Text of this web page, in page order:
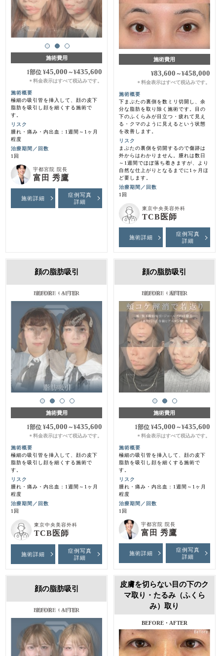
施術費用
1部位¥45,000 ～¥435,600
＊料金表示はすべて税込みです。
施術概要
極細の吸引管を挿入して、顔の皮下
脂肪を吸引し顔を細くする施術で
す。
リスク
腫れ・痛み・内出血：1週間～1ヶ月
程度
治療期間／回数
1回
宇都宮院 院長
富田 秀鷹
施術詳細
症例写真
詳細
施術費用
¥83,600 ～¥458,000
＊ 料金表示はすべて税込みです。
施術概要
下まぶたの裏側を数ミリ切開し、余
分な脂肪を取り除く施術です。目の
下のふくらみが目立つ・疲れて見え
る・クマのように見えるという状態
を改善します。
リスク
まぶたの裏側を切開するので傷跡は
外からはわかりません。腫れは数日
～1週間でほぼ落ち着きますが、より
自然な仕上がりとなるまでに1ヶ月ほ
ど要します。
治療期間／回数
1回
東京中央美容外科
TCB医師
施術詳細
症例写真
詳細
顔の脂肪吸引
施術前・1ヶ月後
施術費用
1部位¥45,000 ～¥435,600
＊料金表示はすべて税込みです。
施術概要
極細の吸引管を挿入して、顔の皮下
脂肪を吸引し顔を細くする施術で
す。
リスク
腫れ・痛み・内出血：1週間～1ヶ月
程度
治療期間／回数
1回
東京中央美容外科
TCB医師
施術詳細
症例写真
詳細
顔の脂肪吸引
施術前・1週間後
施術費用
1部位 ¥45,000 ～¥435,600
＊ 料金表示はすべて税込みです。
施術概要
極細の吸引管を挿入して、顔の皮下
脂肪を吸引し顔を細くする施術で
す。
リスク
腫れ・痛み・内出血：1週間～1ヶ月
程度
治療期間／回数
1回
宇都宮院 院長
富田 秀鷹
施術詳細
症例写真
詳細
顔の脂肪吸引
施術前・1ヶ月後
皮膚を切らない目の下のク
マ取り・たるみ（ふくら
み）取り
BEFORE・AFTER